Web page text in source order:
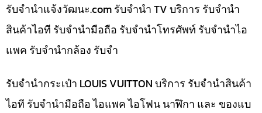
รับจํานําแจ้งวัฒนะ.com รับจำนำ TV บริการ รับจำนำ
สินค้าไอที รับจำนำมือถือ รับจำนำโทรศัพท์ รับจำนำไอ
แพค รับจำนำกล้อง รับจำ
รับจำนำกระเป๋า LOUIS VUITTON บริการ รับจำนำสินค้า
ไอที รับจำนำมือถือ ไอแพค ไอโฟน นาฬิกา และ ของแบ